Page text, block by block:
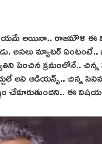
విషయమే అయినా.. రాజమౌళి
అసలు మ్యాటర్
పెంచిన క్రమంలోనే..
అని ఆడియన్స్.. చిన్న
చేకూరుతుందని.. ఈ